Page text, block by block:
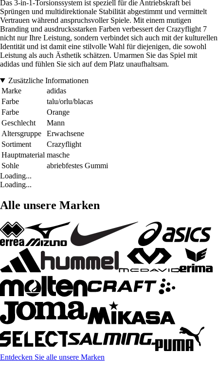
Das 3-in-1-Torsionssystem ist speziell für die Antriebskraft bei
Sprüngen und multidirektionale Stabilität abgestimmt und vermittelt
Vertrauen während anspruchsvoller Spiele. Mit einem mutigen
Branding und ausdrucksstarken Farben verbessert der Crazyflight 7
nicht nur Ihre Leistung, sondern verbindet sich auch mit der kulturellen
Identität und ist damit eine stilvolle Wahl für diejenigen, die sowohl
Leistung als auch Ästhetik schätzen. Umarmen Sie das Spiel mit
adidas und fühlen Sie sich auf dem Platz unaufhaltsam.
Zusätzliche Informationen
Marke
adidas
Farbe
talu/orlu/blacas
Farbe
Orange
Geschlecht
Mann
Altersgruppe
Erwachsene
Sortiment
Crazyflight
Hauptmaterial masche
Sohle
abriebfestes Gummi
Loading...
Loading...
Alle unsere Marken
Entdecken Sie alle unsere Marken